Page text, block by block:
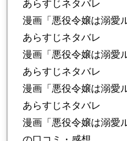
あらすじネタバレ
漫画「悪役令嬢は溺愛
あらすじネタバレ
漫画「悪役令嬢は溺愛
あらすじネタバレ
漫画「悪役令嬢は溺愛
あらすじネタバレ
漫画「悪役令嬢は溺愛
の口コミ・感想